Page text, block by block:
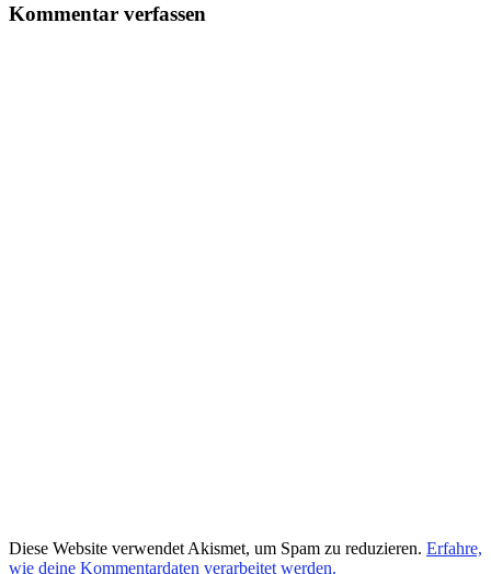
Kommentar verfassen
Diese Website verwendet Akismet, um Spam zu reduzieren. Erfahre,
wie deine Kommentardaten verarbeitet werden.